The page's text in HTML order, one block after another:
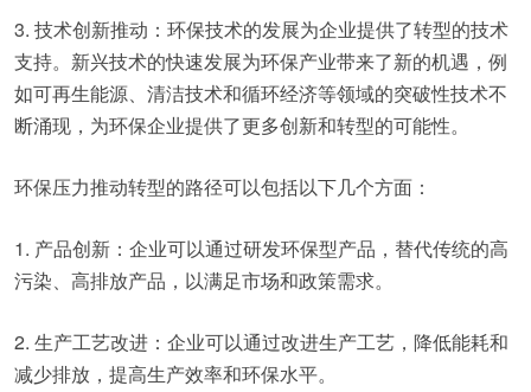
3. 技术创新推动：环保技术的发展为企业提供了转型的技术
支持。新兴技术的快速发展为环保产业带来了新的机遇，例
如可再生能源、清洁技术和循环经济等领域的突破性技术不
断涌现，为环保企业提供了更多创新和转型的可能性。
环保压力推动转型的路径可以包括以下几个方面：
1. 产品创新：企业可以通过研发环保型产品，替代传统的高
污染、高排放产品，以满足市场和政策需求。
2. 生产工艺改进：企业可以通过改进生产工艺，降低能耗和
减少排放，提高生产效率和环保水平。